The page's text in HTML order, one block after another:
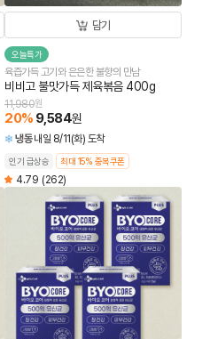
담기
오늘특가
육즙가득 고기와 은은한 불향의 만남
비비고 불맛가득 제육볶음 400g
11,980원
20% 9,584원
냉동 내일 8/11(화) 도착
인기 급상승 최대 15% 중복쿠폰
4.79 (262)